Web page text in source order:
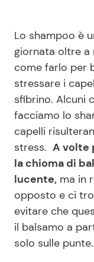
Viaggi e Turismo
Festività
Seguici
Info
Chi siamo
Disclaimer e
Lo shampoo è
giornata oltre a
come farlo per
stressare i
sfibrino. Alcuni
facciamo lo
capelli
stress. A volte
la chioma di
lucente, ma in
opposto e ci
evitare che
il balsamo a
solo sulle punte.